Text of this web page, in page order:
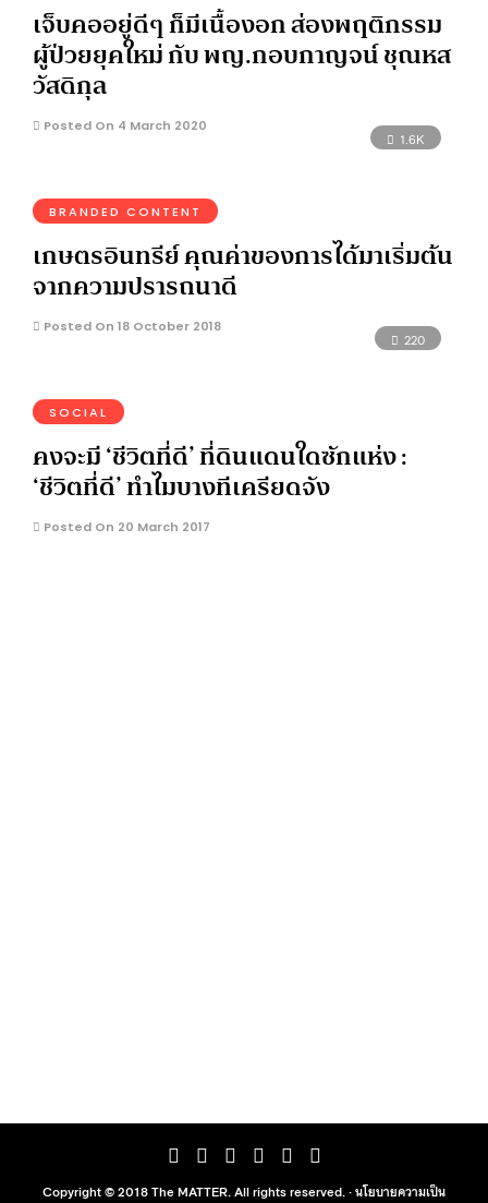
เจ็บคออยู่ดีๆ ก็มีเนื้องอก ส่องพฤติกรรม
ผู้ป่วยยุคใหม่ กับ พญ.กอบกาญจน์ ชุณหส
วัสดิกุล
Posted On 4 March 2020
1.6K
BRANDED CONTENT
เกษตรอินทรีย์ คุณค่าของการได้มาเริ่มต้น
จากความปรารถนาดี
Posted On 18 October 2018
220
SOCIAL
คงจะมี ‘ชีวิตที่ดี’ ที่ดินแดนใดซักแห่ง :
‘ชีวิตที่ดี’ ทำไมบางทีเครียดจัง
Posted On 20 March 2017
Copyright © 2018 The MATTER. All rights reserved. ·นโยบายความเป็น